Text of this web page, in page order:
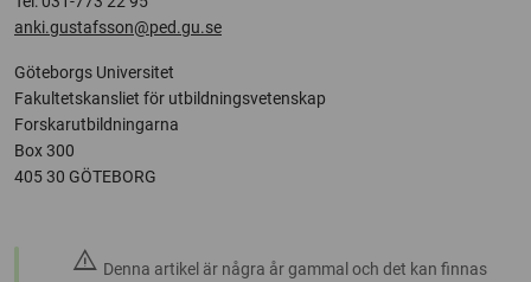
anki.gustafsson@ped.gu.se
Göteborgs Universitet
Fakultetskansliet för utbildningsvetenskap
Forskarutbildningarna
Box 300
405 30 GÖTEBORG
warning Denna artikel är några år gammal och det kan finnas